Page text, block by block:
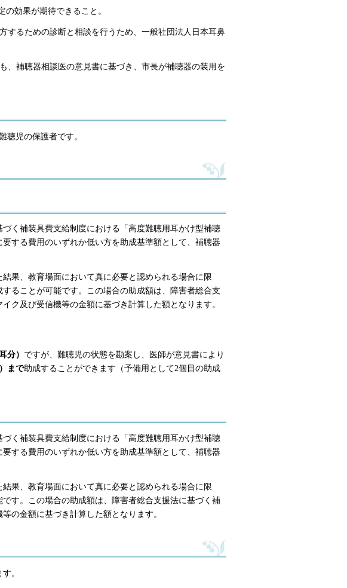
効果が期待できること。
するための診断と相談を行うため、一般社団法人日本耳鼻
、補聴器相談医の意見書に基づき、市長が補聴器の装用を
聴児の保護者です。
く補装具費支給制度における「高度難聴用耳かけ型補聴
する費用のいずれか低い方を助成基準額として、補聴器
果、教育場面において真に必要と認められる場合に限
ることが可能です。この場合の助成額は、障害者総合支
ク及び受信機等の金額に基づき計算した額となります。
分） ですが、難聴児の状態を勘案し、医師が意見書により
まで助成することができます（予備用として2個目の助成
く補装具費支給制度における「高度難聴用耳かけ型補聴
する費用のいずれか低い方を助成基準額として、補聴器
果、教育場面において真に必要と認められる場合に限
す。この場合の助成額は、障害者総合支援法に基づく補
の金額に基づき計算した額となります。
。